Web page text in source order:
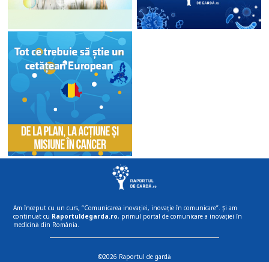
Am început cu un curs, “Comunicarea inovației, inovație în comunicare”. Și am
continuat cu Raportuldegarda.ro, primul portal de comunicare a inovației în
medicină din România.
©2026 Raportul de gardă